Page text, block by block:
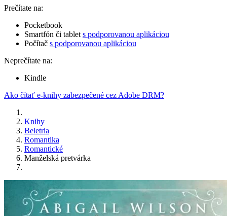
Prečítate na:
Pocketbook
Smartfón či tablet s podporovanou aplikáciou
Počítač s podporovanou aplikáciou
Neprečítate na:
Kindle
Ako čítať e-knihy zabezpečené cez Adobe DRM?
Knihy
Beletria
Romantika
Romantické
Manželská pretvárka